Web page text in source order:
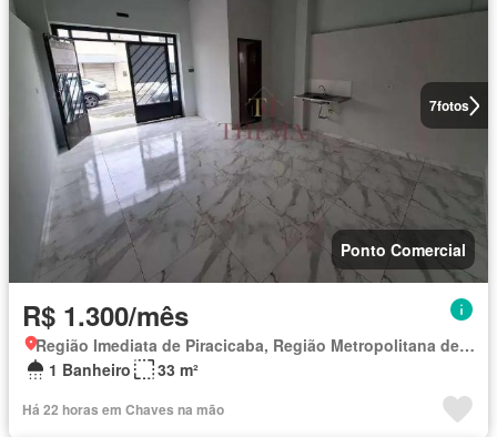
7fotos
Ponto Comercial
R$ 1.300/mês
Região Imediata de Piracicaba, Região Metropolitana de Piracicaba
1 Banheiro
33 m²
Há 22 horas em Chaves na mão